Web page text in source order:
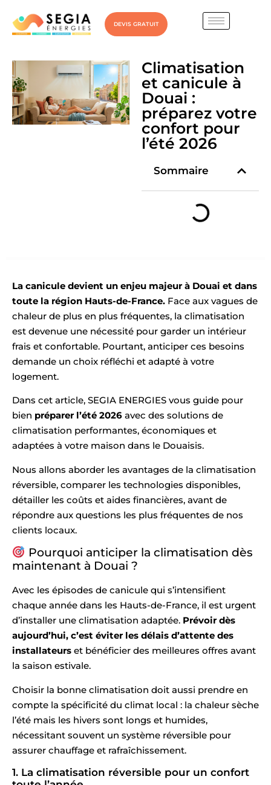
DEVIS GRATUIT
Climatisation
et canicule à
Douai :
préparez votre
confort pour
l’été 2026
Sommaire
La canicule devient un enjeu majeur à Douai et dans
toute la région Hauts-de-France. Face aux vagues de
chaleur de plus en plus fréquentes, la climatisation
est devenue une nécessité pour garder un intérieur
frais et confortable. Pourtant, anticiper ces besoins
demande un choix réfléchi et adapté à votre
logement.
Dans cet article, SEGIA ENERGIES vous guide pour
bien préparer l’été 2026 avec des solutions de
climatisation performantes, économiques et
adaptées à votre maison dans le Douaisis.
Nous allons aborder les avantages de la climatisation
réversible, comparer les technologies disponibles,
détailler les coûts et aides financières, avant de
répondre aux questions les plus fréquentes de nos
clients locaux.
Pourquoi anticiper la climatisation dès
maintenant à Douai ?
Avec les épisodes de canicule qui s’intensifient
chaque année dans les Hauts-de-France, il est urgent
d’installer une climatisation adaptée. Prévoir dès
aujourd’hui, c’est éviter les délais d’attente des
installateurs et bénéficier des meilleures offres avant
la saison estivale.
Choisir la bonne climatisation doit aussi prendre en
compte la spécificité du climat local : la chaleur sèche
l’été mais les hivers sont longs et humides,
nécessitant souvent un système réversible pour
assurer chauffage et rafraîchissement.
1. La climatisation réversible pour un confort